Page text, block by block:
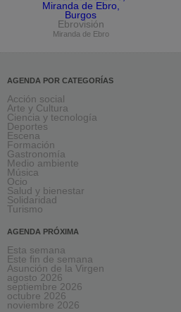
Ebrovisión
Miranda de Ebro
AGENDA POR CATEGORÍAS
Acción social
Arte y Cultura
Ciencia y tecnología
Deportes
Escena
Formación
Gastronomía
Medio ambiente
Música
Ocio
Salud y bienestar
Solidaridad
Turismo
AGENDA PRÓXIMA
Esta semana
Este fin de semana
Asunción de la Virgen
agosto 2026
septiembre 2026
octubre 2026
noviembre 2026